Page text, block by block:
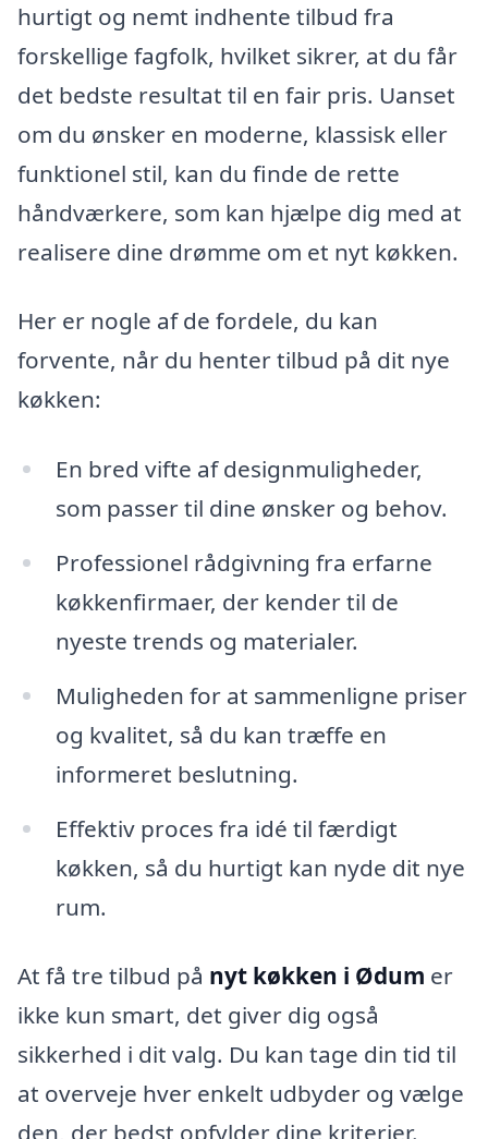
hurtigt og nemt indhente tilbud fra
forskellige fagfolk, hvilket sikrer, at du får
det bedste resultat til en fair pris. Uanset
om du ønsker en moderne, klassisk eller
funktionel stil, kan du finde de rette
håndværkere, som kan hjælpe dig med at
realisere dine drømme om et nyt køkken.
Her er nogle af de fordele, du kan
forvente, når du henter tilbud på dit nye
køkken:
En bred vifte af designmuligheder,
som passer til dine ønsker og behov.
Professionel rådgivning fra erfarne
køkkenfirmaer, der kender til de
nyeste trends og materialer.
Muligheden for at sammenligne priser
og kvalitet, så du kan træffe en
informeret beslutning.
Effektiv proces fra idé til færdigt
køkken, så du hurtigt kan nyde dit nye
rum.
At få tre tilbud på nyt køkken i Ødum er
ikke kun smart, det giver dig også
sikkerhed i dit valg. Du kan tage din tid til
at overveje hver enkelt udbyder og vælge